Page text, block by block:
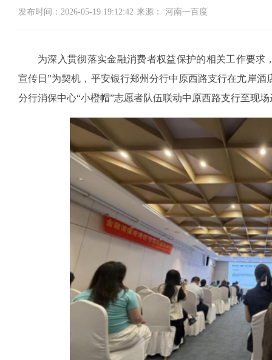
发布时间：2026-05-19 19:12:42 来源： 河南一百度
为深入贯彻落实金融消费者权益保护的相关工作要求
宣传日”为契机，平安银行郑州分行中原西路支行在尤岸
分行消保中心“小橙帽”志愿者队伍联动中原西路支行至现